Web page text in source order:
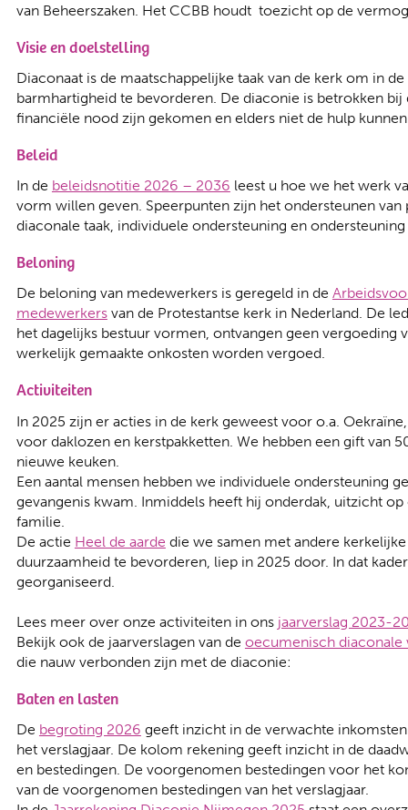
van Beheerszaken. Het CCBB houdt toezicht op de
Visie en doelstelling
Diaconaat is de maatschappelijke taak van de kerk om in
barmhartigheid te bevorderen. De diaconie is betrokken
financiële nood zijn gekomen en elders niet de hulp
Beleid
In de beleidsnotitie 2026 – 2036 leest u hoe we het werk
vorm willen geven. Speerpunten zijn het ondersteunen van
diaconale taak, individuele ondersteuning en
Beloning
De beloning van medewerkers is geregeld in de
medewerkersvan de Protestantse kerk in Nederland. De
het dagelijks bestuur vormen, ontvangen geen vergoeding
werkelijk gemaakte onkosten worden vergoed.
Activiteiten
In 2025 zijn er acties in de kerk geweest voor o.a.
voor daklozen en kerstpakketten. We hebben een gift van
nieuwe keuken.
Een aantal mensen hebben we individuele ondersteuning
gevangenis kwam. Inmiddels heeft hij onderdak, uitzicht
familie.
De actie Heel de aarde die we samen met andere
duurzaamheid te bevorderen, liep in 2025 door. In dat
georganiseerd.
Lees meer over onze activiteiten in ons jaarverslag 2023-
Bekijk ook de jaarverslagen van de oecumenisch diaconale
die nauw verbonden zijn met de diaconie:
Baten en lasten
De begroting 2026 geeft inzicht in de verwachte
het verslagjaar. De kolom rekening geeft inzicht in de
en bestedingen. De voorgenomen bestedingen voor het
van de voorgenomen bestedingen van het verslagjaar.